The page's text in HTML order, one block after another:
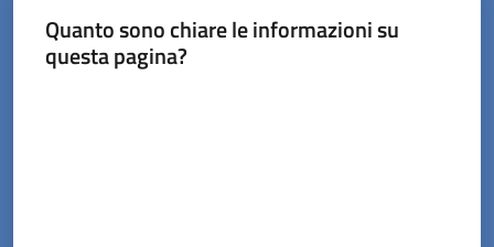
Tossignano
Quanto sono chiare le informazioni su
questa pagina?